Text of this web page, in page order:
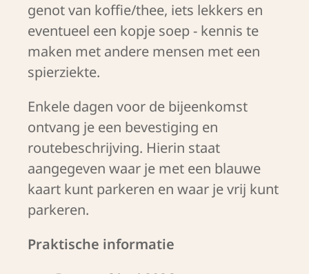
genot van koffie/thee, iets lekkers en
eventueel een kopje soep - kennis te
maken met andere mensen met een
spierziekte.
Enkele dagen voor de bijeenkomst
ontvang je een bevestiging en
routebeschrijving. Hierin staat
aangegeven waar je met een blauwe
kaart kunt parkeren en waar je vrij kunt
parkeren.
Praktische informatie